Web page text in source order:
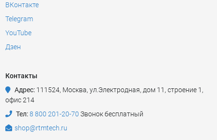
ВКонтакте
Telegram
YouTube
Дзен
Контакты
Адрес: 111524, Москва, ул.Электродная, дом 11, строение 1,
офис 214
Тел:8 800 201-20-70 Звонок бесплатный
shop@rtmtech.ru